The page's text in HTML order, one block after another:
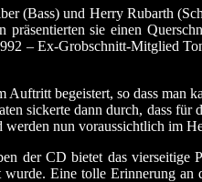
(Bass) und Herry Rubarth
sie einen
– Ex-Grobschnitt-Mitglied
begeistert, so dass man
sickerte dann durch, dass für
nun voraussichtlich im
der CD bietet das vierseitige
Eine tolle Erinnerung an